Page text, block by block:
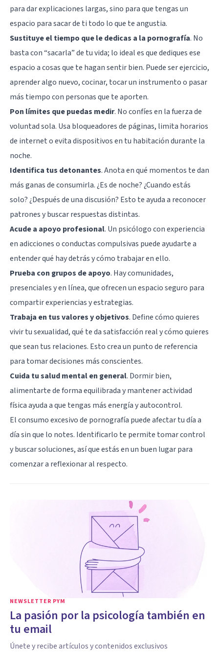
para dar explicaciones largas, sino para que tengas un
espacio para sacar de ti todo lo que te angustia.
Sustituye el tiempo que le dedicas a la pornografía. No
basta con “sacarla” de tu vida; lo ideal es que dediques ese
espacio a cosas que te hagan sentir bien. Puede ser ejercicio,
aprender algo nuevo, cocinar, tocar un instrumento o pasar
más tiempo con personas que te aporten.
Pon límites que puedas medir. No confíes en la fuerza de
voluntad sola. Usa bloqueadores de páginas, limita horarios
de internet o evita dispositivos en tu habitación durante la
noche.
Identifica tus detonantes. Anota en qué momentos te dan
más ganas de consumirla. ¿Es de noche? ¿Cuando estás
solo? ¿Después de una discusión? Esto te ayuda a reconocer
patrones y buscar respuestas distintas.
Acude a apoyo profesional. Un psicólogo con experiencia
en adicciones o conductas compulsivas puede ayudarte a
entender qué hay detrás y cómo trabajar en ello.
Prueba con grupos de apoyo. Hay comunidades,
presenciales y en línea, que ofrecen un espacio seguro para
compartir experiencias y estrategias.
Trabaja en tus valores y objetivos. Define cómo quieres
vivir tu sexualidad, qué te da satisfacción real y cómo quieres
que sean tus relaciones. Esto crea un punto de referencia
para tomar decisiones más conscientes.
Cuida tu salud mental en general. Dormir bien,
alimentarte de forma equilibrada y mantener actividad
física ayuda a que tengas más energía y autocontrol.
El consumo excesivo de pornografía puede afectar tu día a
día sin que lo notes. Identificarlo te permite tomar control
y buscar soluciones, así que estás en un buen lugar para
comenzar a reflexionar al respecto.
NEWSLETTER PYM
La pasión por la psicología también en
tu email
Únete y recibe artículos y contenidos exclusivos